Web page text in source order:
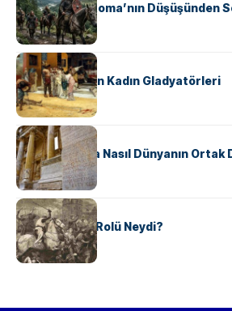
Ostrogotlar Roma’nın Düşüşünden
Ele Geçirdi?
KÜLTÜR
Antik Roma’nın Kadın Gladyatörleri
KÜLTÜR
Antik Yunanca Nasıl Dünyanın Ortak
KÜLTÜR
Valdensler’in Rolü Neydi?